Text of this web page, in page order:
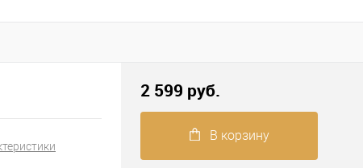
2 599 руб.
В корзину